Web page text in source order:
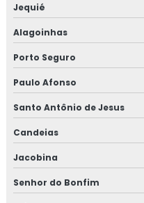
Jequié
Alagoinhas
Porto Seguro
Paulo Afonso
Santo Antônio de Jesus
Candeias
Jacobina
Senhor do Bonfim